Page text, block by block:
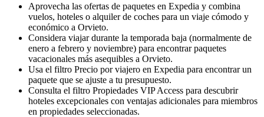
Aprovecha las ofertas de paquetes en Expedia y combina
vuelos, hoteles o alquiler de coches para un viaje cómodo y
económico a Orvieto.
Considera viajar durante la temporada baja (normalmente de
enero a febrero y noviembre) para encontrar paquetes
vacacionales más asequibles a Orvieto.
Usa el filtro Precio por viajero en Expedia para encontrar un
paquete que se ajuste a tu presupuesto.
Consulta el filtro Propiedades VIP Access para descubrir
hoteles excepcionales con ventajas adicionales para miembros
en propiedades seleccionadas.